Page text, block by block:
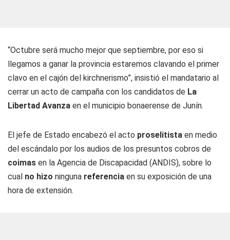
“Octubre será mucho mejor que septiembre, por eso si
llegamos a ganar la provincia estaremos clavando el primer
clavo en el cajón del kirchnerismo”, insistió el mandatario al
cerrar un acto de campaña con los candidatos de La
Libertad Avanza en el municipio bonaerense de Junín.
El jefe de Estado encabezó el acto proselitista en medio
del escándalo por los audios de los presuntos cobros de
coimas en la Agencia de Discapacidad (ANDIS), sobre lo
cual no hizo ninguna referencia en su exposición de una
hora de extensión.